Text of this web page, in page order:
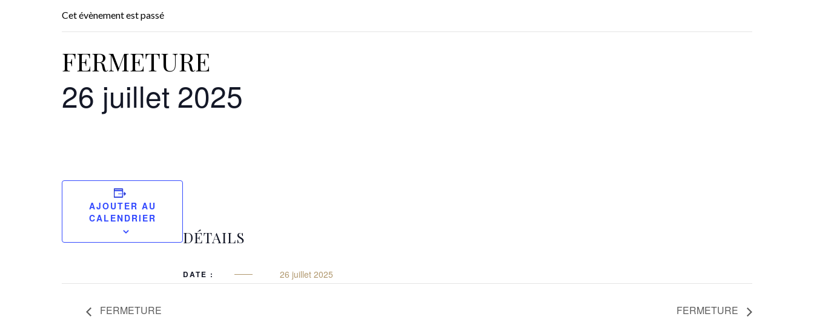
Cet évènement est passé
FERMETURE
26 juillet 2025
AJOUTER AU
CALENDRIER
DÉTAILS
DATE : 26 juillet 2025
FERMETURE FERMETURE